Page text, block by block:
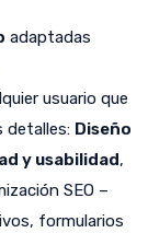
adaptadas
usuario que
detalles: Diseño
y usabilidad,
SEO –
formularios